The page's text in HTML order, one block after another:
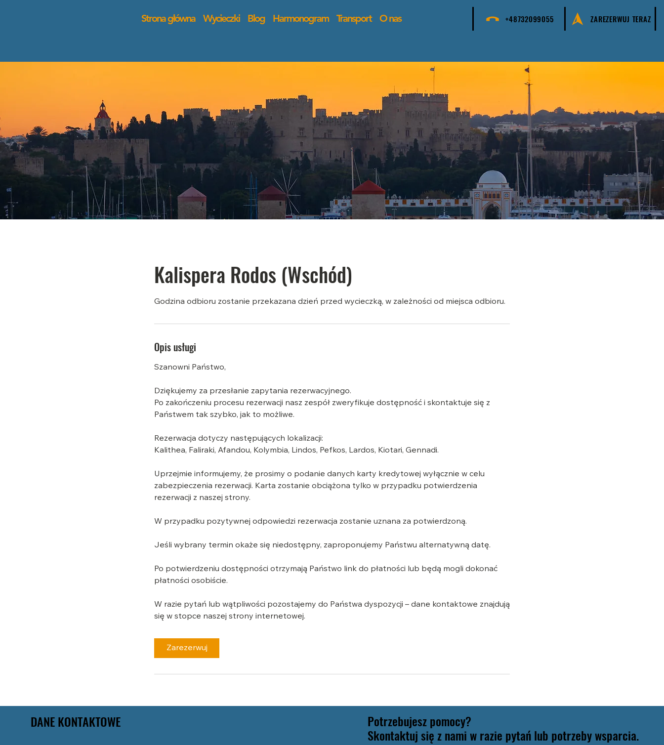
Strona główna Wycieczki Blog Harmonogram Transport O nas +48732099055 ZAREZERWUJ TERAZ
Kalispera Rodos (Wschód)
Godzina odbioru zostanie przekazana dzień przed wycieczką, w zależności od miejsca odbioru.
Opis usługi
Szanowni Państwo,
Dziękujemy za przesłanie zapytania rezerwacyjnego.
Po zakończeniu procesu rezerwacji nasz zespół zweryfikuje dostępność i skontaktuje się z
Państwem tak szybko, jak to możliwe.
Rezerwacja dotyczy następujących lokalizacji:
Kalithea, Faliraki, Afandou, Kolymbia, Lindos, Pefkos, Lardos, Kiotari, Gennadi.
Uprzejmie informujemy, że prosimy o podanie danych karty kredytowej wyłącznie w celu
zabezpieczenia rezerwacji. Karta zostanie obciążona tylko w przypadku potwierdzenia
rezerwacji z naszej strony.
W przypadku pozytywnej odpowiedzi rezerwacja zostanie uznana za potwierdzoną.
Jeśli wybrany termin okaże się niedostępny, zaproponujemy Państwu alternatywną datę.
Po potwierdzeniu dostępności otrzymają Państwo link do płatności lub będą mogli dokonać
płatności osobiście.
W razie pytań lub wątpliwości pozostajemy do Państwa dyspozycji – dane kontaktowe znajdują
się w stopce naszej strony internetowej.
Zarezerwuj
DANE KONTAKTOWE
Potrzebujesz pomocy?
Skontaktuj się z nami w razie pytań lub potrzeby wsparcia.